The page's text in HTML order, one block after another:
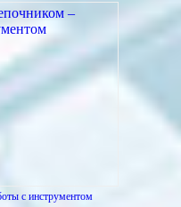
с инструментом